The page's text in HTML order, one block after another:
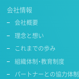
会社情報
会社概要
理念と想い
これまでの歩み
組織体制・教育制度
パートナーとの協力体制